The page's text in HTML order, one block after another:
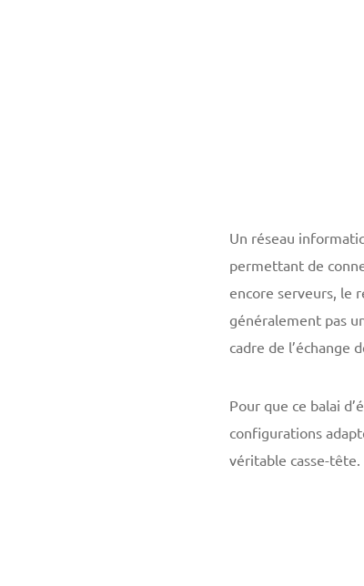
Un réseau
permettant de
encore serveurs, le
généralement pas
cadre de l’échange
Pour que ce balai
configurations
véritable casse-tête.